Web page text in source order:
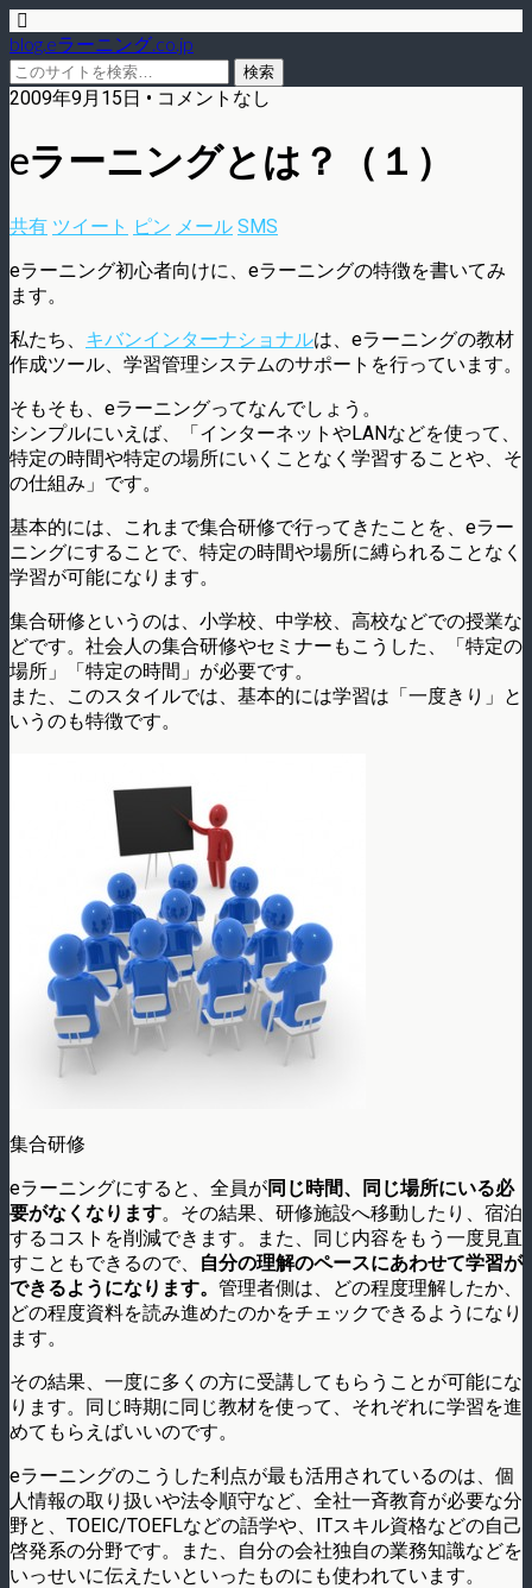
blog.eラーニング.co.jp
2009年9月15日 • コメントなし
eラーニングとは？（１）
共有 ツイート ピン メール SMS
eラーニング初心者向けに、eラーニングの特徴を書いてみ
ます。
私たち、 キバンインターナショナルは、eラーニングの教材
作成ツール、学習管理システムのサポートを行っています。
そもそも、eラーニングってなんでしょう。
シンプルにいえば、「インターネットやLANなどを使って、
特定の時間や特定の場所にいくことなく学習することや、そ
の仕組み」です。
基本的には、これまで集合研修で行ってきたことを、eラー
ニングにすることで、特定の時間や場所に縛られることなく
学習が可能になります。
集合研修というのは、小学校、中学校、高校などでの授業な
どです。社会人の集合研修やセミナーもこうした、「特定の
場所」「特定の時間」が必要です。
また、このスタイルでは、基本的には学習は「一度きり」と
いうのも特徴です。
集合研修
eラーニングにすると、全員が同じ時間、同じ場所にいる必
要がなくなります。その結果、研修施設へ移動したり、宿泊
するコストを削減できます。また、同じ内容をもう一度見直
すこともできるので、
自分の理解のペースにあわせて学習が
できるようになります。 管理者側は、どの程度理解したか、
どの程度資料を読み進めたのかをチェックできるようになり
ます。
その結果、一度に多くの方に受講してもらうことが可能にな
ります。同じ時期に同じ教材を使って、それぞれに学習を進
めてもらえばいいのです。
eラーニングのこうした利点が最も活用されているのは、個
人情報の取り扱いや法令順守など、全社一斉教育が必要な分
野と、TOEIC/TOEFLなどの語学や、ITスキル資格などの自己
啓発系の分野です。また、自分の会社独自の業務知識などを
いっせいに伝えたいといったものにも使われています。